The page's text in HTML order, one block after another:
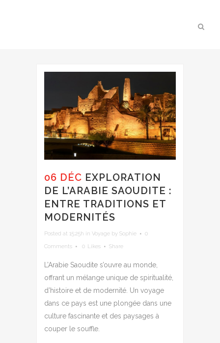
06 DÉC EXPLORATION
DE L’ARABIE SAOUDITE :
ENTRE TRADITIONS ET
MODERNITÉS
Posted at 15:25h in Voyage by Sophie
0
Comments
0 Likes Share
L’Arabie Saoudite s’ouvre au monde,
offrant un mélange unique de spiritualité,
d’histoire et de modernité. Un voyage
dans ce pays est une plongée dans une
culture fascinante et des paysages à
couper le souffle.